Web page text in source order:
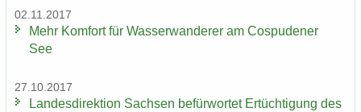
02.11.2017
Mehr Kom­fort für Was­ser­wan­de­rer am Cos­pu­de­ner
See
27.10.2017
Lan­des­di­rek­ti­on Sach­sen be­für­wor­tet Er­tüch­ti­gung des